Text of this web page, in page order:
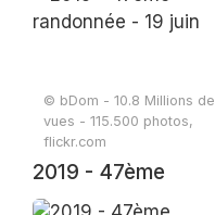
© bDom - 10.8 Millions de
vues - 115.500 photos,
flickr.com
2019 - 47ème
randonnée - 19 juin